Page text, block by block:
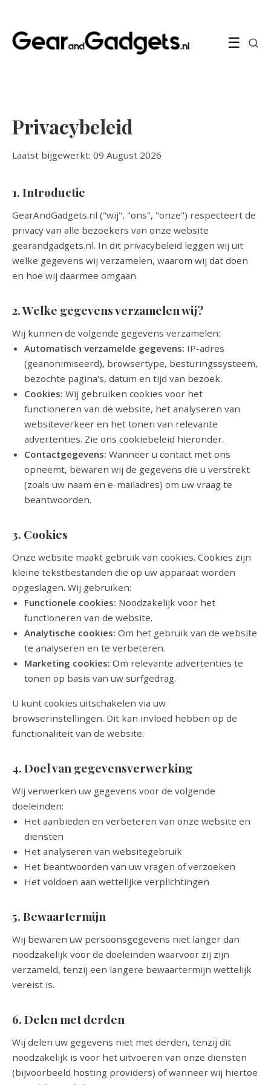
☰
Privacybeleid
Laatst bijgewerkt: 09 August 2026
1. Introductie
GearAndGadgets.nl ("wij", "ons", "onze") respecteert de
privacy van alle bezoekers van onze website
gearandgadgets.nl. In dit privacybeleid leggen wij uit
welke gegevens wij verzamelen, waarom wij dat doen
en hoe wij daarmee omgaan.
2. Welke gegevens verzamelen wij?
Wij kunnen de volgende gegevens verzamelen:
Automatisch verzamelde gegevens: IP-adres
(geanonimiseerd), browsertype, besturingssysteem,
bezochte pagina's, datum en tijd van bezoek.
Cookies: Wij gebruiken cookies voor het
functioneren van de website, het analyseren van
websiteverkeer en het tonen van relevante
advertenties. Zie ons cookiebeleid hieronder.
Contactgegevens: Wanneer u contact met ons
opneemt, bewaren wij de gegevens die u verstrekt
(zoals uw naam en e-mailadres) om uw vraag te
beantwoorden.
3. Cookies
Onze website maakt gebruik van cookies. Cookies zijn
kleine tekstbestanden die op uw apparaat worden
opgeslagen. Wij gebruiken:
Functionele cookies: Noodzakelijk voor het
functioneren van de website.
Analytische cookies: Om het gebruik van de website
te analyseren en te verbeteren.
Marketing cookies: Om relevante advertenties te
tonen op basis van uw surfgedrag.
U kunt cookies uitschakelen via uw
browserinstellingen. Dit kan invloed hebben op de
functionaliteit van de website.
4. Doel van gegevensverwerking
Wij verwerken uw gegevens voor de volgende
doeleinden:
Het aanbieden en verbeteren van onze website en
diensten
Het analyseren van websitegebruik
Het beantwoorden van uw vragen of verzoeken
Het voldoen aan wettelijke verplichtingen
5. Bewaartermijn
Wij bewaren uw persoonsgegevens niet langer dan
noodzakelijk voor de doeleinden waarvoor zij zijn
verzameld, tenzij een langere bewaartermijn wettelijk
vereist is.
6. Delen met derden
Wij delen uw gegevens niet met derden, tenzij dit
noodzakelijk is voor het uitvoeren van onze diensten
(bijvoorbeeld hosting providers) of wanneer wij hiertoe